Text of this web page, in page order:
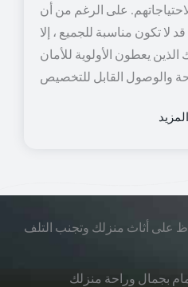
على الرغم من أن
قد لا تكون مناسبة للجميع ، إلا
الذين يعطون الأولوية للأمان
المزيد
على أثاث منزلك وتجنب التلف
بجمال وراحة منزلك